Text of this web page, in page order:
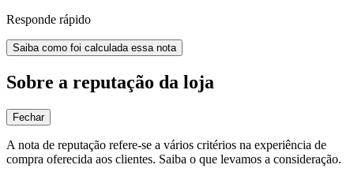
Responde rápido
Saiba como foi calculada essa nota
Sobre a reputação da loja
Fechar
A nota de reputação refere-se a vários critérios na experiência de
compra oferecida aos clientes. Saiba o que levamos a consideração.